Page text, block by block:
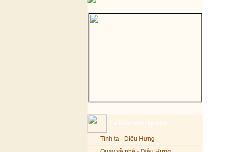
Ca khúc mới cập nhật
Tình ta - Diệu Hưng